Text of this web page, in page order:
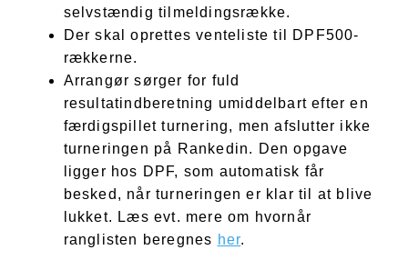
selvstændig tilmeldingsrække.
Der skal oprettes venteliste til DPF500-
rækkerne.
Arrangør sørger for fuld
resultatindberetning umiddelbart efter en
færdigspillet turnering, men afslutter ikke
turneringen på Rankedin. Den opgave
ligger hos DPF, som automatisk får
besked, når turneringen er klar til at blive
lukket. Læs evt. mere om hvornår
ranglisten beregnes her.